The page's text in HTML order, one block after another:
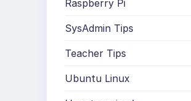
Raspberry Pi
SysAdmin Tips
Teacher Tips
Ubuntu Linux